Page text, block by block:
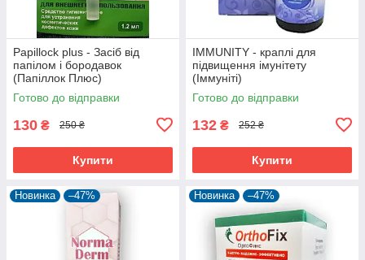
Papillock plus - Засіб від
папілом і бородавок
(Папіллок Плюс)
Готово до відправки
130 ₴ 250 ₴
Купити
IMMUNITY - краплі для
підвищення імунітету
(Іммуніті)
Готово до відправки
132 ₴ 252 ₴
Купити
Новинка –47% Новинка –47%